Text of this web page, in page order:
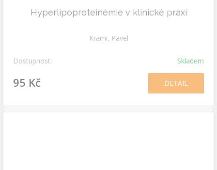
Hyperlipoproteinémie v klinické praxi
Krami, Pavel
Dostupnost: Skladem
95 Kč DETAIL